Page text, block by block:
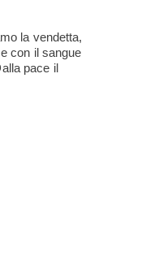
la vendetta,
con il sangue
pace il